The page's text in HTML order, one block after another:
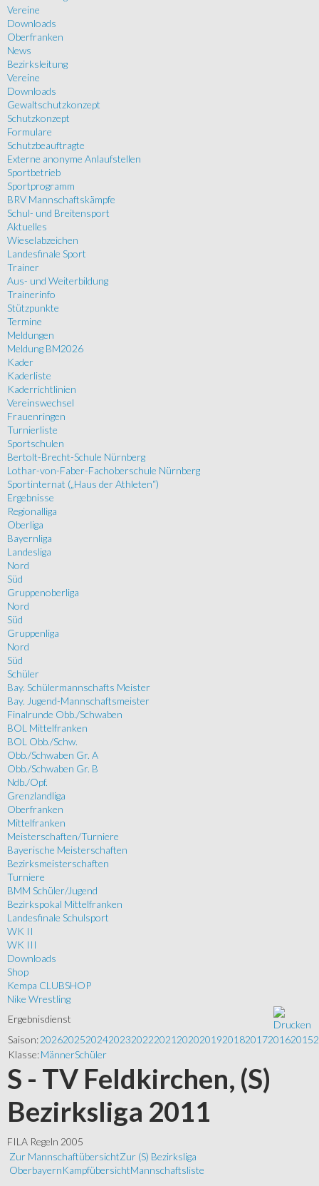
Vereine
Downloads
Oberfranken
News
Bezirksleitung
Vereine
Downloads
Gewaltschutzkonzept
Schutzkonzept
Formulare
Schutzbeauftragte
Externe anonyme Anlaufstellen
Sportbetrieb
Sportprogramm
BRV Mannschaftskämpfe
Schul- und Breitensport
Aktuelles
Wieselabzeichen
Landesfinale Sport
Trainer
Aus- und Weiterbildung
Trainerinfo
Stützpunkte
Termine
Meldungen
Meldung BM2026
Kader
Kaderliste
Kaderrichtlinien
Vereinswechsel
Frauenringen
Turnierliste
Sportschulen
Bertolt-Brecht-Schule Nürnberg
Lothar-von-Faber-Fachoberschule Nürnberg
Sportinternat („Haus der Athleten“)
Ergebnisse
Regionalliga
Oberliga
Bayernliga
Landesliga
Nord
Süd
Gruppenoberliga
Nord
Süd
Gruppenliga
Nord
Süd
Schüler
Bay. Schülermannschafts Meister
Bay. Jugend-Mannschaftsmeister
Finalrunde Obb./Schwaben
BOL Mittelfranken
BOL Obb./Schw.
Obb./Schwaben Gr. A
Obb./Schwaben Gr. B
Ndb./Opf.
Grenzlandliga
Oberfranken
Mittelfranken
Meisterschaften/Turniere
Bayerische Meisterschaften
Bezirksmeisterschaften
Turniere
BMM Schüler/Jugend
Bezirkspokal Mittelfranken
Landesfinale Schulsport
WK II
WK III
Downloads
Shop
Kempa CLUBSHOP
Nike Wrestling
Ergebnisdienst
Saison:202620252024202320222021 202020192018201720162015
Klasse:MännerSchüler
S - TV Feldkirchen, (S)
Bezirksliga 2011
FILA Regeln 2005
Zur MannschaftübersichtZur (S) Bezirksliga
OberbayernKampfübersichtMannschaftsliste